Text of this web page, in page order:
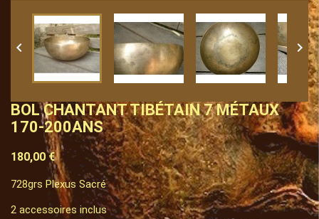
 
BOL CHANTANT TIBÉTAIN 7 MÉTAUX
170-200ANS
180,00 €
728grs Plexus Sacré
2 accessoires inclus